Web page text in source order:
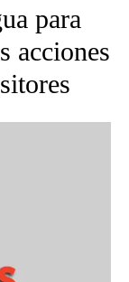
para
acciones